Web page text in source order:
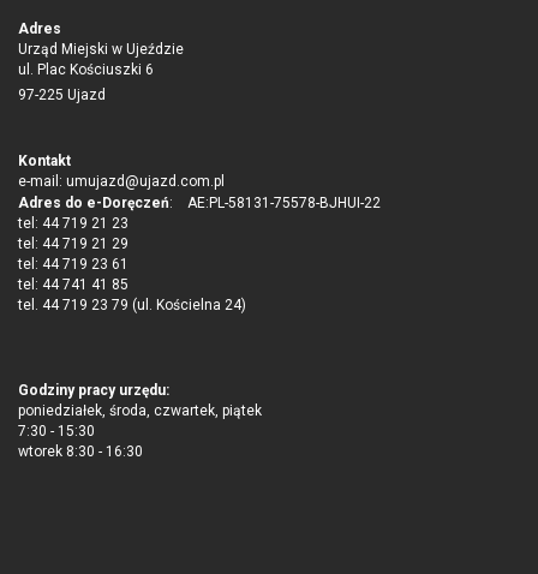
Adres
Urząd Miejski w Ujeździe
ul. Plac Kościuszki 6
97-225 Ujazd
Kontakt
e-mail: umujazd@ujazd.com.pl
Adres do e-Doręczeń: AE:PL-58131-75578-BJHUI-22
tel: 44 719 21 23
tel: 44 719 21 29
tel: 44 719 23 61
tel: 44 741 41 85
tel. 44 719 23 79 (ul. Kościelna 24)
Godziny pracy urzędu:
poniedziałek, środa, czwartek, piątek
7:30 - 15:30
wtorek 8:30 - 16:30